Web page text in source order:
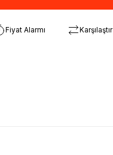
Fiyat Alarmı Karşılaştır